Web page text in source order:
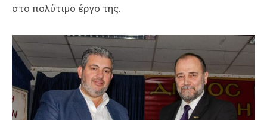
στο πολύτιμο έργο της.